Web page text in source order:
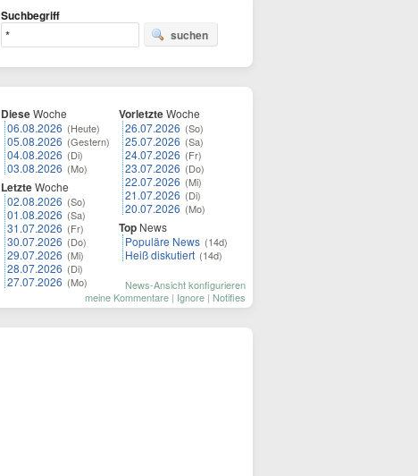
Suchbegriff
suchen
DieseWoche
06.08.2026 (Heute)
05.08.2026 (Gestern)
04.08.2026 (Di)
03.08.2026 (Mo)
LetzteWoche
02.08.2026 (So)
01.08.2026 (Sa)
31.07.2026 (Fr)
30.07.2026 (Do)
29.07.2026 (Mi)
28.07.2026 (Di)
27.07.2026 (Mo)
VorletzteWoche
26.07.2026 (So)
25.07.2026 (Sa)
24.07.2026 (Fr)
23.07.2026 (Do)
22.07.2026 (Mi)
21.07.2026 (Di)
20.07.2026 (Mo)
Top News
Populäre News (14d)
Heiß diskutiert (14d)
News-Ansicht konfigurieren
meine Kommentare | Ignore | Notifies